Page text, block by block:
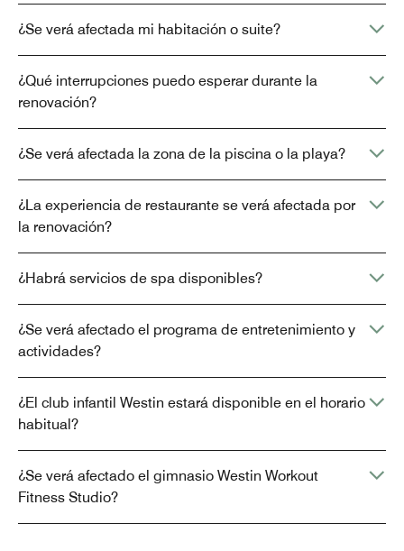
¿Se verá afectada mi habitación o suite?
¿Qué interrupciones puedo esperar durante la
renovación?
¿Se verá afectada la zona de la piscina o la playa?
¿La experiencia de restaurante se verá afectada por
la renovación?
¿Habrá servicios de spa disponibles?
¿Se verá afectado el programa de entretenimiento y
actividades?
¿El club infantil Westin estará disponible en el horario
habitual?
¿Se verá afectado el gimnasio Westin Workout
Fitness Studio?